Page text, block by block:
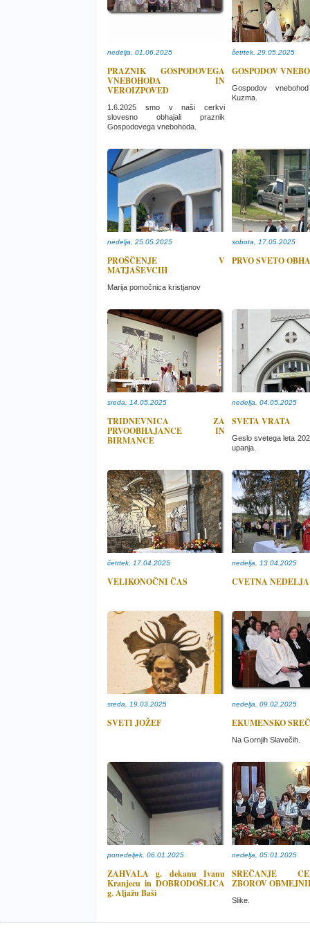
nedelja, 01.06.2025
PRAZNIK GOSPODOVEGA
VNEBOHODA IN
VEROIZPOVED
1.6.2025 smo v naši cerkvi
slovesno obhajali praznik
Gospodovega vnebohoda.
četrtek, 29.05.2025
GOSPODOV
Gospodov
Kuzma.
nedelja, 25.05.2025
PROŠČENJE V
MATJAŠEVCIH
Marija pomočnica kristjanov
sobota, 17.05.2025
PRVO SVETO
sreda, 14.05.2025
TRIDNEVNICA ZA
PRVOOBHAJANCE IN
BIRMANCE
nedelja, 04.05.2025
SVETA VRATA
Geslo svetega leta
upanja.
četrtek, 17.04.2025
VELIKONOČNI ČAS
nedelja, 13.04.2025
CVETNA NEDELJA
sreda, 19.03.2025
SVETI JOŽEF
nedelja, 09.02.2025
EKUMENSKO
Na Gornjih Slavečih.
ponedeljek, 06.01.2025
ZAHVALA g. dekanu Ivanu
Kranjecu in DOBRODOŠLICA
g. Aljažu Baši
nedelja, 05.01.2025
SREČANJE
ZBOROV
Slike.